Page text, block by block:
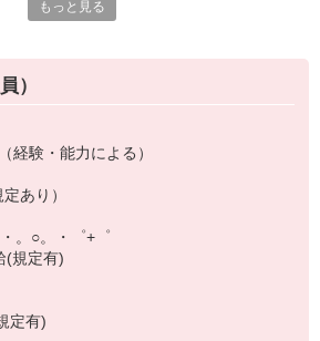
力、コールセンター、受付
仕分け・加工・組立・検査
ウ・ネイリスト・エステ
売・個別指導塾・人材紹介
ニング・官公庁案件
売業務
ユー)・KDDI/softbank(ソフトバンク)など
楽天モバイル、UQなど格安スマホまで幅
もっと見る
）
経験・能力による）
あり）
。○。・゜+゜
(規定有)
定有)